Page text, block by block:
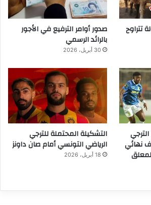
تتراوح
صدور أوامر الترفيع في الأجور
بالرائد الرسمي
30 أبريل، 2026
نهائي
التشكيلة المحتملة للترجي
الرياضي التونسي أمام صان داونز
18 أبريل، 2026